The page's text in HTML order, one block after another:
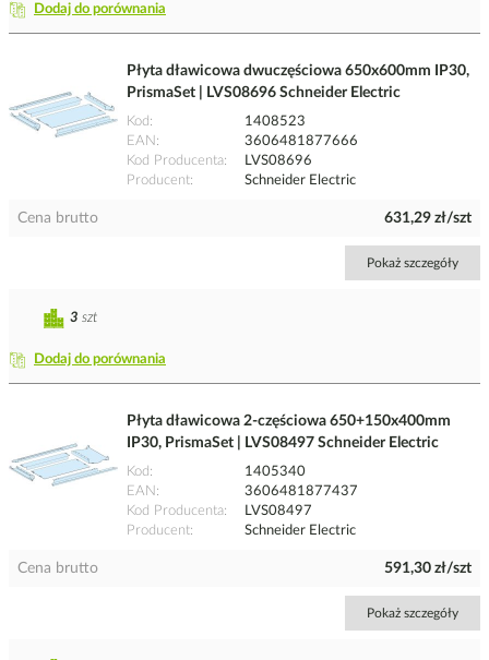
Dodaj do porównania
Płyta dławicowa dwuczęściowa 650x600mm IP30,
PrismaSet | LVS08696 Schneider Electric
Kod
1408523
EAN
3606481877666
Kod Producenta
LVS08696
Producent
Schneider Electric
Cena brutto 631,29 zł/szt
Pokaż szczegóły
Dodaj do porównania
3 szt
Płyta dławicowa 2-częściowa 650+150x400mm
IP30, PrismaSet | LVS08497 Schneider Electric
Kod
1405340
EAN
3606481877437
Kod Producenta
LVS08497
Producent
Schneider Electric
Cena brutto 591,30 zł/szt
Pokaż szczegóły